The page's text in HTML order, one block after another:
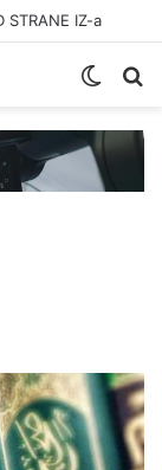
STRANE IZ-a
Switch